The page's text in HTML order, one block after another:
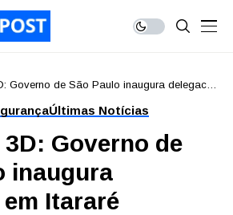
Governo de São Paulo inaugura delegacia
Últimas Notícias
Governo de
inaugura
Itararé